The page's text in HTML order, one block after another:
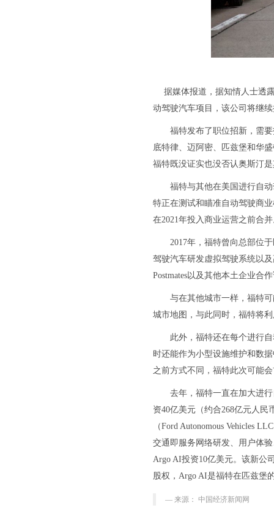
据媒体报道，据知情人士透露
动驾驶汽车项目，该公司将继
福特发布了职位招新，需要
底特律、迈阿密、匹兹堡和华
福特既没证实也没否认奥斯汀
福特与其他在美国进行自动
特正在测试和瞄准自动驾驶商
在2021年投入商业运营之前合
2017年，福特曾向总部位于
驾驶汽车研发虚拟驾驶系统以
Postmates以及其他本土企业合
与在其他城市一样，福特可
城市地图，与此同时，福特将
此外，福特还在每个进行自
时还能作为小型设施维护和数
之前方式不同，福特此次可能
去年，福特一直在加大进行
资40亿美元（约合268亿元人
（Ford Autonomous Vehicles
交通即服务网络研发、用户体
Argo AI投资10亿美元。该新公
股权，Argo AI是福特在匹兹堡
来源： 中国经济新闻网